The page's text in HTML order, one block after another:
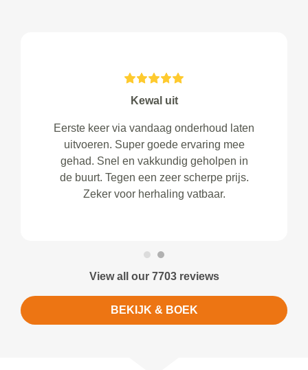
Kewal uit
Eerste keer via vandaag onderhoud laten
uitvoeren. Super goede ervaring mee
gehad. Snel en vakkundig geholpen in
de buurt. Tegen een zeer scherpe prijs.
Zeker voor herhaling vatbaar.
View all our 7703 reviews
BEKIJK & BOEK